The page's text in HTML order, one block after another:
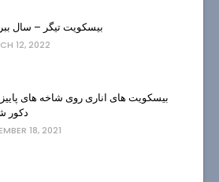
بیسکویت تیگر – سال
12, 2022
بیسکویت های اناری روی شاخه های
دکور
18, 2021